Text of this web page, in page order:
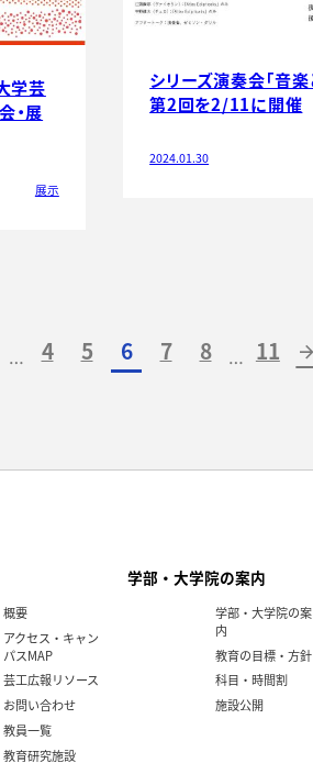
学芸
・展
展示
シリーズ演奏会「音楽
第2回を2/11に開催
2024.01.30
… 4 5 6 7 8 … 11 arrow_forward
概要
アクセス・キャン
パスMAP
芸工広報リソース
お問い合わせ
教員一覧
教育研究施設
学部・大学院の案内
学部・大学院の案
内
教育の目標・方針
科目・時間割
施設公開